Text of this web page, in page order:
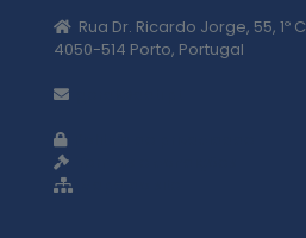
Rua Dr. Ricardo Jorge, 55, 1º C
4050-514 Porto, Portugal